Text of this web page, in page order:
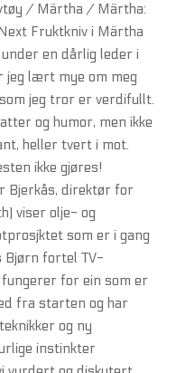
/ Märtha / Märtha:
Fruktkniv i Märtha
en dårlig leder i
jeg lært mye om meg
jeg tror er verdifullt.
og humor, men ikke
heller tvert i mot.
ikke gjøres!
Bjerkås, direktør for
viser olje- og
som er i gang
Bjørn fortel TV-
for ein som er
fra starten og har
og ny
instinkter